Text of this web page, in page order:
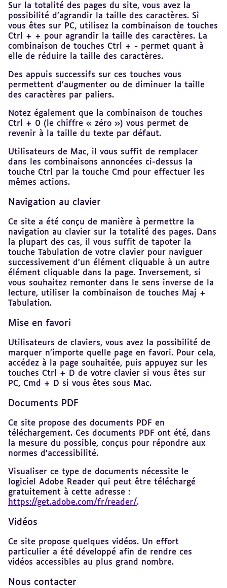
Sur la totalité des pages du site, vous avez la
possibilité d’agrandir la taille des caractères. Si
vous êtes sur PC, utilisez la combinaison de touches
Ctrl + + pour agrandir la taille des caractères. La
combinaison de touches Ctrl + - permet quant à
elle de réduire la taille des caractères.
Des appuis successifs sur ces touches vous
permettent d’augmenter ou de diminuer la taille
des caractères par paliers.
Notez également que la combinaison de touches
Ctrl + 0 (le chiffre « zéro ») vous permet de
revenir à la taille du texte par défaut.
Utilisateurs de Mac, il vous suffit de remplacer
dans les combinaisons annoncées ci-dessus la
touche Ctrl par la touche Cmd pour effectuer les
mêmes actions.
Navigation au clavier
Ce site a été conçu de manière à permettre la
navigation au clavier sur la totalité des pages. Dans
la plupart des cas, il vous suffit de tapoter la
touche Tabulation de votre clavier pour naviguer
successivement d’un élément cliquable à un autre
élément cliquable dans la page. Inversement, si
vous souhaitez remonter dans le sens inverse de la
lecture, utiliser la combinaison de touches Maj +
Tabulation.
Mise en favori
Utilisateurs de claviers, vous avez la possibilité de
marquer n’importe quelle page en favori. Pour cela,
accédez à la page souhaitée, puis appuyez sur les
touches Ctrl + D de votre clavier si vous êtes sur
PC, Cmd + D si vous êtes sous Mac.
Documents PDF
Ce site propose des documents PDF en
téléchargement. Ces documents PDF ont été, dans
la mesure du possible, conçus pour répondre aux
normes d’accessibilité.
Visualiser ce type de documents nécessite le
logiciel Adobe Reader qui peut être téléchargé
gratuitement à cette adresse :
https://get.adobe.com/fr/reader/.
Vidéos
Ce site propose quelques vidéos. Un effort
particulier a été développé afin de rendre ces
vidéos accessibles au plus grand nombre.
Nous contacter